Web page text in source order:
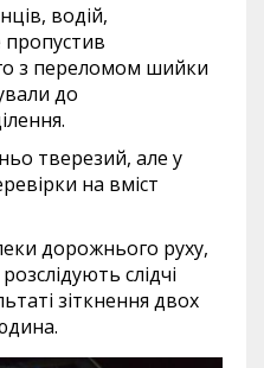
водій,
з переломом шийки
до
тверезий, але у
на вміст
дорожнього руху,
слідчі
зіткнення двох